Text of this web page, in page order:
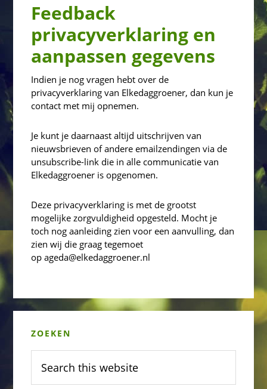
Feedback
privacyverklaring en
aanpassen gegevens
Indien je nog vragen hebt over de
privacyverklaring van Elkedaggroener, dan kun je
contact met mij opnemen.
Je kunt je daarnaast altijd uitschrijven van
nieuwsbrieven of andere emailzendingen via de
unsubscribe-link die in alle communicatie van
Elkedaggroener is opgenomen.
Deze privacyverklaring is met de grootst
mogelijke zorgvuldigheid opgesteld. Mocht je
toch nog aanleiding zien voor een aanvulling, dan
zien wij die graag tegemoet
op ageda@elkedaggroener.nl
Sidebar
ZOEKEN
this
website